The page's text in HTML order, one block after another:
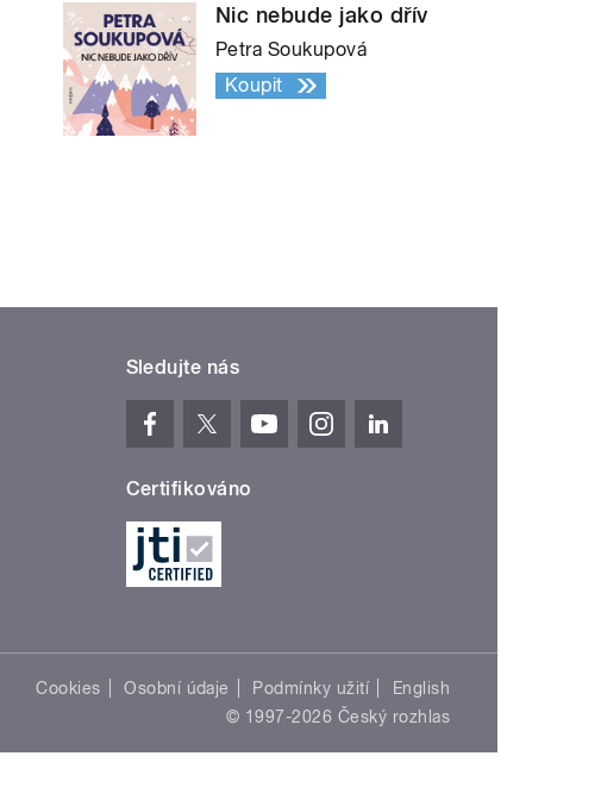
Nic nebude jako dřív
Petra Soukupová
Koupit
Sledujte nás
Certifikováno
Cookies Osobní údaje Podmínky užití
English
© 1997-2026 Český rozhlas